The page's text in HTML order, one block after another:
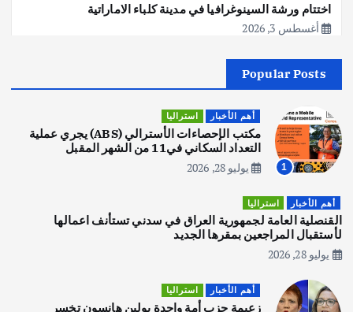
اختتام ورشة السينوغرافيا في مدينة كلباء الاماراتية
أغسطس 3, 2026
2
اصبح بطلاً لأستراليا بلعبة كمال الاجسام
يوليو 30, 2026
3
يوليو 30, 2026
Popular Posts
1
أهم الأخبار استراليا
مكتب الإحصاءات الأسترالي (ABS) يجري عملية
التعداد السكاني في11 من الشهر المقبل
يوليو 28, 2026
أهم الأخبار استراليا
القنصلية العامة لجمهورية العراق في سدني تستأنف اعمالها
لأستقبال المراجعين بمقرها الجديد
يوليو 28, 2026
أهم الأخبار استراليا
زعيمة حزب أمة واحدة بولين هانسون تخسر